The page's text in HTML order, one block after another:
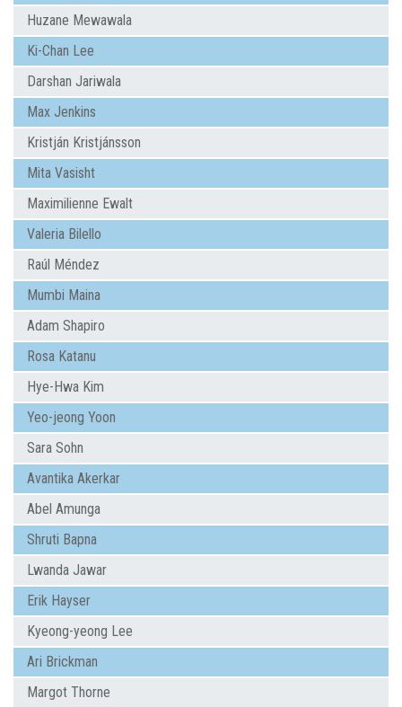
Huzane Mewawala
Ki-Chan Lee
Darshan Jariwala
Max Jenkins
Kristján Kristjánsson
Mita Vasisht
Maximilienne Ewalt
Valeria Bilello
Raúl Méndez
Mumbi Maina
Adam Shapiro
Rosa Katanu
Hye-Hwa Kim
Yeo-jeong Yoon
Sara Sohn
Avantika Akerkar
Abel Amunga
Shruti Bapna
Lwanda Jawar
Erik Hayser
Kyeong-yeong Lee
Ari Brickman
Margot Thorne